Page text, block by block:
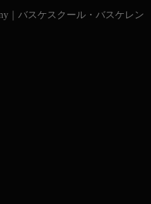
｜バスケスクール・バスケレン